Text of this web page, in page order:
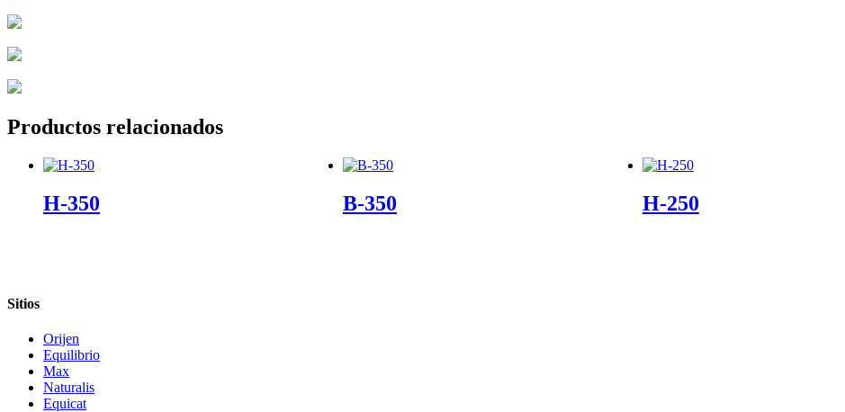
Productos relacionados
H-350 B-350 H-250
Sitios
Orijen
Equilibrio
Max
Naturalis
Equicat